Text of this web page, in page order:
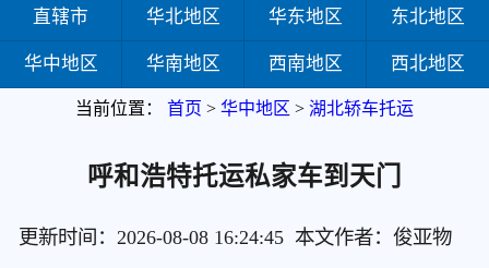
华南地区
西南地区
直辖市 华北地区 华东地区 东北地区
华中地区 华南地区 西南地区 西北地区
当前位置： 首页 > 华中地区 > 湖北轿车托运
呼和浩特托运私家车到天门
更新时间：2026-08-08 16:24:45 本文作者：俊亚物